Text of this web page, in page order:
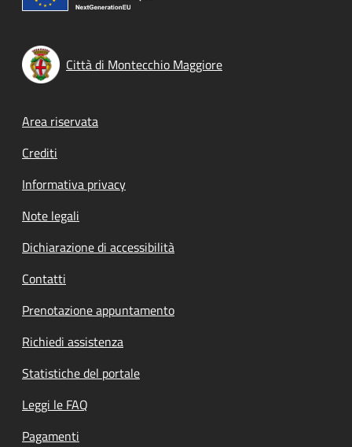
Città di Montecchio Maggiore
Footer menu
Area riservata
Crediti
Informativa privacy
Note legali
Dichiarazione di accessibilità
Contatti
Prenotazione appuntamento
Richiedi assistenza
Statistiche del portale
Leggi le FAQ
Pagamenti